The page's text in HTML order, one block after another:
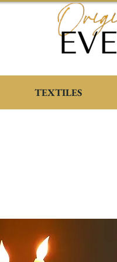
TEXTILES